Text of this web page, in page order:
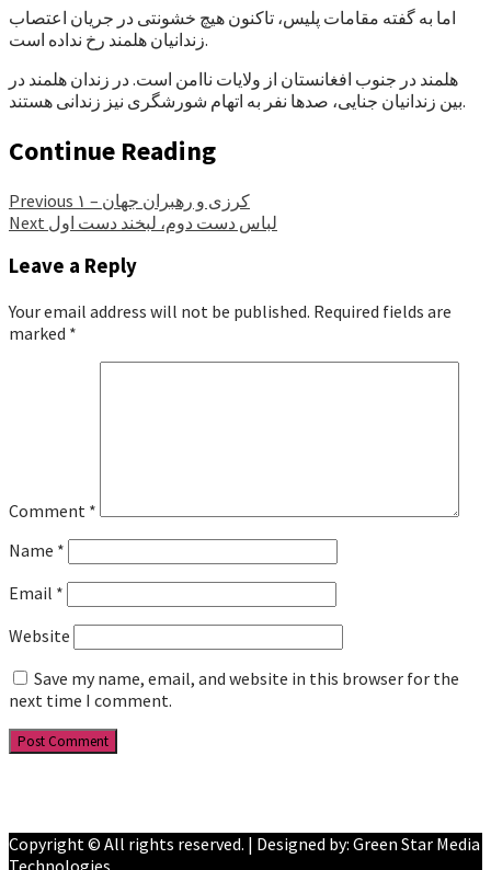
اما به گفته مقامات پلیس، تاکنون هیچ خشونتی در جریان اعتصاب
زندانیان هلمند رخ نداده است.
هلمند در جنوب افغانستان از ولایات ناامن است. در زندان هلمند در
بین زندانیان جنایی، صدها نفر به اتهام شورشگری نیز زندانی هستند.
Continue Reading
Previous
کرزی و رهبران جهان – ۱
Next لباس دست دوم، لبخند دست اول
Leave a Reply
Your email address will not be published. Required fields are
marked *
Comment *
Name *
Email *
Website
Save my name, email, and website in this browser for the
next time I comment.
Copyright © All rights reserved. | Designed by: Green Star Media